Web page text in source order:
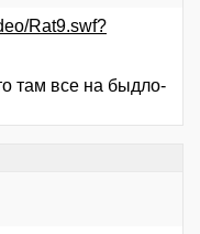
Rat9.swf?
там все на быдло-